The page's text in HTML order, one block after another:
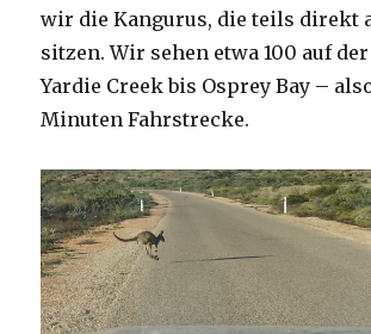
wir die Kangurus, die teils direkt
sitzen. Wir sehen etwa 100 auf
Yardie Creek bis Osprey Bay –
Minuten Fahrstrecke.